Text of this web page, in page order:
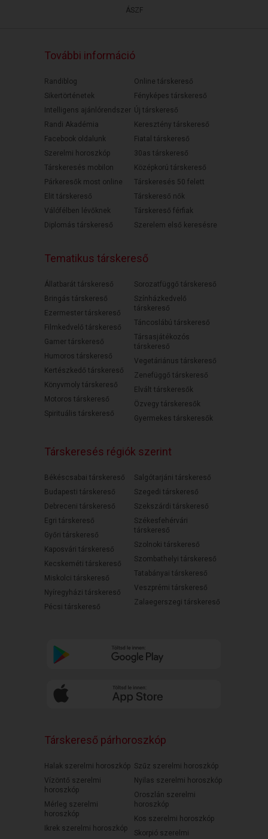
ÁSZF
További információ
Randiblog
Sikertörténetek
Intelligens ajánlórendszer
Randi Akadémia
Facebook oldalunk
Szerelmi horoszkóp
Társkeresés mobilon
Párkeresők most online
Elit társkereső
Válófélben lévőknek
Diplomás társkereső
Online társkereső
Fényképes társkereső
Új társkereső
Keresztény társkereső
Fiatal társkereső
30as társkereső
Középkorú társkereső
Társkeresés 50 felett
Társkereső nők
Társkereső férfiak
Szerelem első keresésre
Tematikus társkereső
Állatbarát társkereső
Bringás társkereső
Ezermester társkereső
Filmkedvelő társkereső
Gamer társkereső
Humoros társkereső
Kertészkedő társkereső
Könyvmoly társkereső
Motoros társkereső
Spirituális társkereső
Sorozatfüggő társkereső
Színházkedvelő
társkereső
Táncoslábú társkereső
Társasjátékozós
társkereső
Vegetáriánus társkereső
Zenefüggő társkereső
Elvált társkeresők
Özvegy társkeresők
Gyermekes társkeresők
Társkeresés régiók szerint
Békéscsabai társkereső
Budapesti társkereső
Debreceni társkereső
Egri társkereső
Győri társkereső
Kaposvári társkereső
Kecskeméti társkereső
Miskolci társkereső
Nyíregyházi társkereső
Pécsi társkereső
Salgótarjáni társkereső
Szegedi társkereső
Szekszárdi társkereső
Székesfehérvári
társkereső
Szolnoki társkereső
Szombathelyi társkereső
Tatabányai társkereső
Veszprémi társkereső
Zalaegerszegi társkereső
Társkereső párhoroszkóp
Halak szerelmi horoszkóp
Vízöntő szerelmi
horoszkóp
Mérleg szerelmi
horoszkóp
Ikrek szerelmi horoszkóp
Szűz szerelmi horoszkóp
Nyilas szerelmi horoszkóp
Oroszlán szerelmi
horoszkóp
Kos szerelmi horoszkóp
Skorpió szerelmi